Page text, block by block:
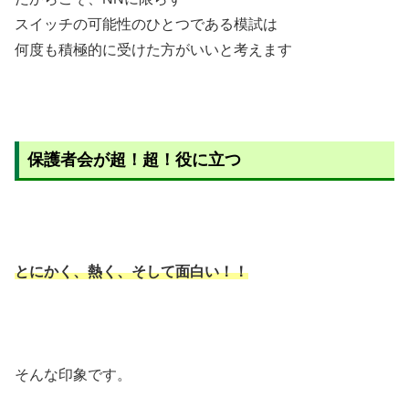
スイッチの可能性のひとつである模試は
何度も積極的に受けた方がいいと考えます
保護者会が超！超！役に立つ
とにかく、熱く、そして面白い！！
そんな印象です。